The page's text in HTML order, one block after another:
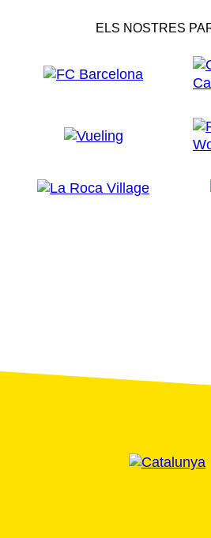
ELS NOSTRES